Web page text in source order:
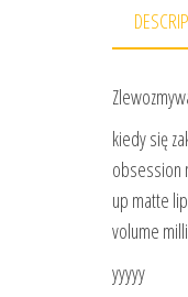
kiedy się
obsession
up matte
volume
yyyyy